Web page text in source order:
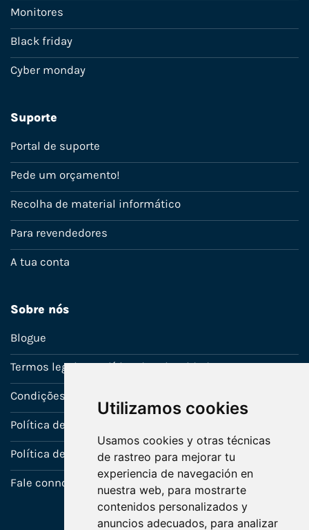
Utilizamos cookies
Usamos cookies y otras técnicas
de rastreo para mejorar tu
experiencia de navegación en
nuestra web, para mostrarte
contenidos personalizados y
anuncios adecuados, para analizar
Monitores
Black friday
Cyber monday
Suporte
Portal de suporte
Pede um orçamento!
Recolha de material informático
Para revendedores
A tua conta
Sobre nós
Blogue
Termos legais e política de privacidade
Condições de venda
Política de Garantia
Política de utilização de cookies
Fale connosco